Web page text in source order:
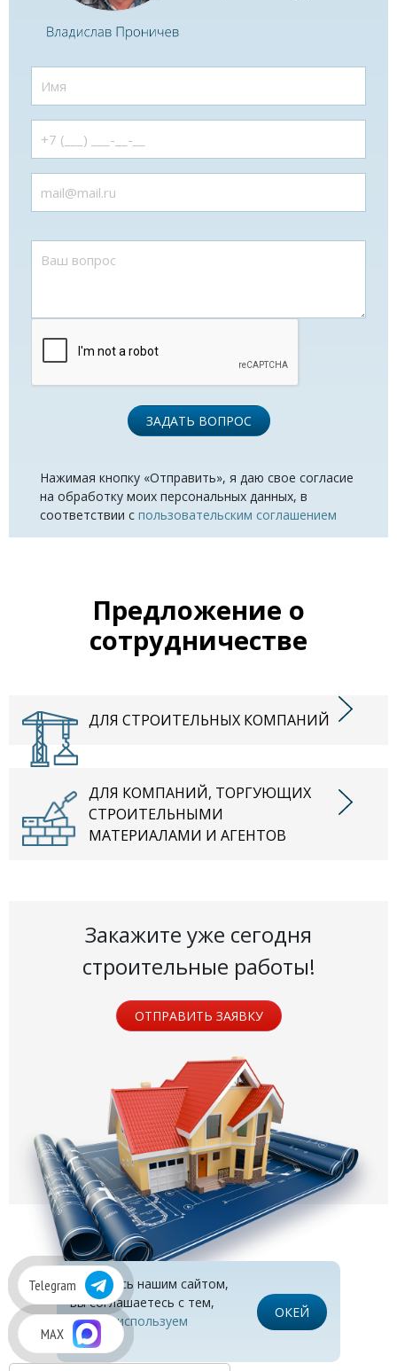
Telegram
MAX
ЗАДАТЬ ВОПРОС
Нажимая кнопку «Отправить», я даю свое согласие
на обработку моих персональных данных, в
соответствии с пользовательским соглашением
Предложение о
сотрудничестве
ДЛЯ СТРОИТЕЛЬНЫХ КОМПАНИЙ
ДЛЯ КОМПАНИЙ, ТОРГУЮЩИХ
СТРОИТЕЛЬНЫМИ
МАТЕРИАЛАМИ И АГЕНТОВ
Закажите уже сегодня
строительные работы!
ОТПРАВИТЬ ЗАЯВКУ
Пользуясь нашим сайтом,
вы соглашаетесь с тем,
чтомы используем
cookies
ОКЕЙ